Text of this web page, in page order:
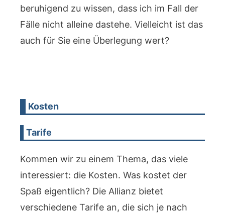
beruhigend zu wissen, dass ich im Fall der
Fälle nicht alleine dastehe. Vielleicht ist das
auch für Sie eine Überlegung wert?
Kosten
Tarife
Kommen wir zu einem Thema, das viele
interessiert: die Kosten. Was kostet der
Spaß eigentlich? Die Allianz bietet
verschiedene Tarife an, die sich je nach